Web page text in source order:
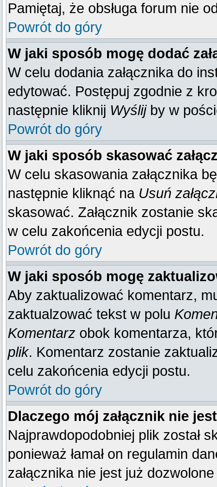
Pamiętaj, że obsługa forum nie
Powrót do góry
W jaki sposób mogę dodać
W celu dodania załącznika do
edytować. Postępuj zgodnie z
następnie kliknij Wyślijby w
Powrót do góry
W jaki sposób skasować
W celu skasowania załącznika
następnie kliknąć na Usuń
skasować. Załącznik zostanie
w celu zakońcenia edycji postu.
Powrót do góry
W jaki sposób mogę
Aby zaktualizować komentarz,
zaktualzować tekst w polu
Komentarz obok komentarza,
plik. Komentarz zostanie
celu zakońcenia edycji postu.
Powrót do góry
Dlaczego mój załącznik nie
Najprawdopodobniej plik został
ponieważ łamał on regulamin
załącznika nie jest już